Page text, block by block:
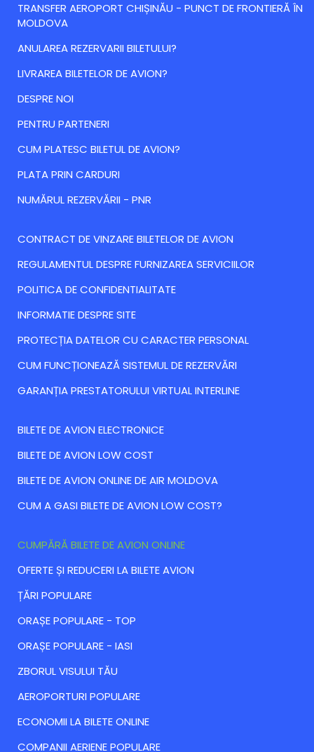
TRANSFER AEROPORT CHIȘINĂU - PUNCT DE FRONTIERĂ ÎN
MOLDOVA
ANULAREA REZERVARII BILETULUI?
LIVRAREA BILETELOR DE AVION?
DESPRE NOI
PENTRU PARTENERI
CUM PLATESC BILETUL DE AVION?
PLATA PRIN CARDURI
NUMĂRUL REZERVĂRII - PNR
CONTRACT DE VINZARE BILETELOR DE AVION
REGULAMENTUL DESPRE FURNIZAREA SERVICIILOR
POLITICA DE CONFIDENTIALITATE
INFORMATIE DESPRE SITE
PROTECȚIA DATELOR CU CARACTER PERSONAL
CUM FUNCȚIONEAZĂ SISTEMUL DE REZERVĂRI
GARANȚIA PRESTATORULUI VIRTUAL INTERLINE
BILETE DE AVION ELECTRONICE
BILETE DE AVION LOW COST
BILETE DE AVION ONLINE DE AIR MOLDOVA
CUM A GASI BILETE DE AVION LOW COST?
CUMPĂRĂ BILETE DE AVION ONLINE
ОFERTE ȘI REDUCERI LA BILETE AVION
ȚĂRI POPULARE
ORAȘE POPULARE - TOP
ORAȘE POPULARE - IASI
ZBORUL VISULUI TĂU
AEROPORTURI POPULARE
ECONOMII LA BILETE ONLINE
COMPANII AERIENE POPULARE